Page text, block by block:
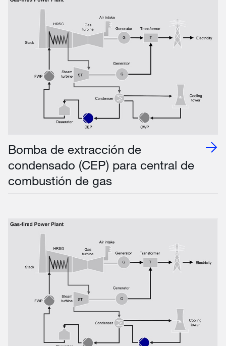
Bomba de extracción de
condensado (CEP) para central de
combustión de gas